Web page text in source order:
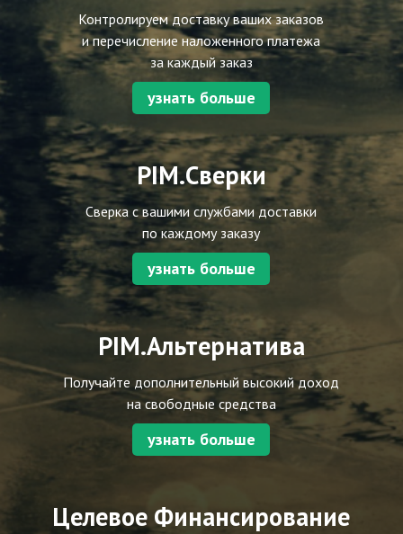
Контролируем доставку ваших заказов
и перечисление наложенного платежа
за каждый заказ
узнать больше
PIM.Сверки
Сверка с вашими службами доставки
по каждому заказу
узнать больше
PIM.Альтернатива
Получайте дополнительный высокий доход
на свободные средства
узнать больше
Целевое Финансирование